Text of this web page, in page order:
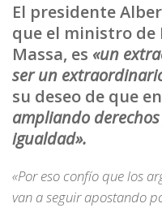
El presidente
que el ministro de
Massa, es «un
ser un
su deseo de que
ampliando
igualdad».
«Por eso confío que los
van a seguir apostando